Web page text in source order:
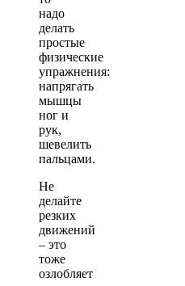
надо
делать
простые
физические
упражнения:
напрягать
мышцы
ног и
рук,
шевелить
пальцами.
Не
делайте
резких
движений
– это
тоже
озлобляет